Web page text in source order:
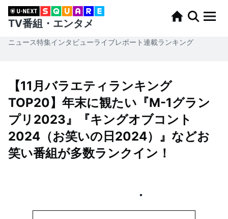
TV番組・エンタメ
ニュース特集インタビューライブレポート連載ランキング
【11月バラエティランキング
TOP20】年末に観たい『M-1グラン
プリ2023』『キングオブコント
2024（お笑いの日2024）』などお
笑い番組が多数ランクイン！